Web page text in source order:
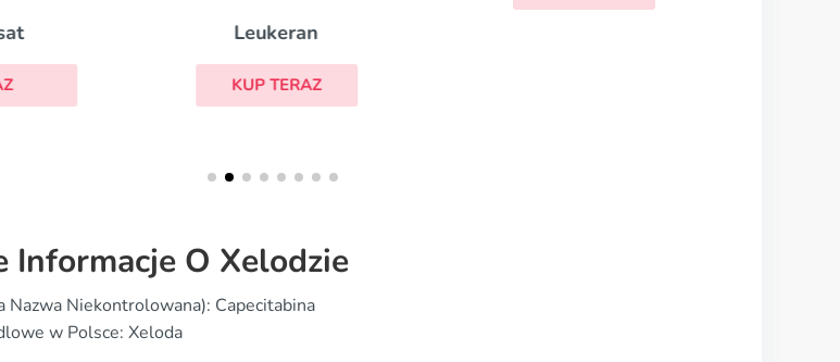
Leukeran
KUP TERAZ
Informacje O Xelodzie
Nazwa Niekontrolowana): Capecitabina
w Polsce: Xeloda